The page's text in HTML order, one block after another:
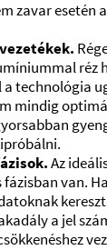
zavar esetén
réz
technológia
mindig
Az
van.
a jel